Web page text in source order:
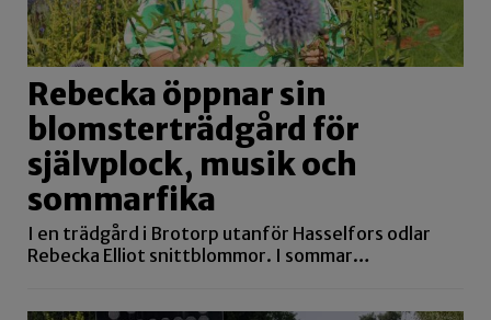
Rebecka öppnar sin
blomsterträdgård för
självplock, musik och
sommarfika
I en trädgård i Brotorp utanför Hasselfors odlar
Rebecka Elliot snittblommor. I sommar…